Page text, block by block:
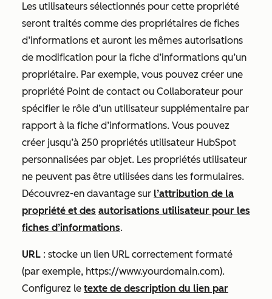
Les utilisateurs sélectionnés pour cette propriété
seront traités comme des propriétaires de fiches
d’informations et auront les mêmes autorisations
de modification pour la fiche d’informations qu’un
propriétaire. Par exemple, vous pouvez créer une
propriété Point de contact ou Collaborateur pour
spécifier le rôle d’un utilisateur supplémentaire par
rapport à la fiche d’informations. Vous pouvez
créer jusqu’à 250 propriétés utilisateur HubSpot
personnalisées par objet. Les propriétés utilisateur
ne peuvent pas être utilisées dans les formulaires.
Découvrez-en davantage sur l’attribution de la
propriété et des autorisations utilisateur pour les
fiches d’informations.
URL : stocke un lien URL correctement formaté
(par exemple, https://www.yourdomain.com).
Configurez le texte de description du lien par